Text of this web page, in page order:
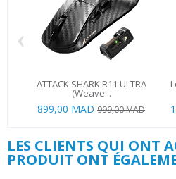
ATTACK SHARK R11 ULTRA
(Weave...
899,00 MAD 999,00 MAD
‹
LES CLIENTS QUI ONT
PRODUIT ONT